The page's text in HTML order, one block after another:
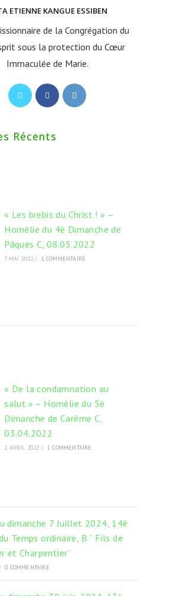
ETIENNE KANGUE ESSIBEN
de la Congrégation du
sous la protection du Cœur
Immaculée de Marie.
S’ouvre
dans
nouvel
S’ouvre
dans
S’ouvre
Récents
« Les brebis du Christ ! » –
Homélie du 4è Dimanche de
Pâques C, 08.05.2022
7 MAI 2022 / 1 COMMENTAIRE
« De la condamnation au
salut.» – Homélie du 5è
Dimanche de Carême C,
03.04.2022
2 AVRIL 2022 / 1 COMMENTAIRE
dimanche 7 Juillet 2024, 14è
Temps ordinaire, B “ Fils de
et Charpentier”
0 COMMENTAIRE